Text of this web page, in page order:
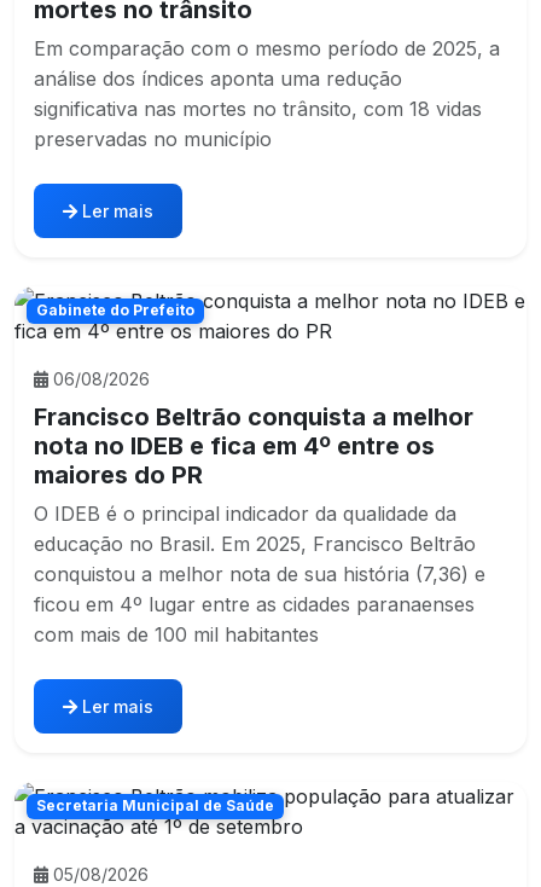
mortes no trânsito
Em comparação com o mesmo período de 2025, a
análise dos índices aponta uma redução
significativa nas mortes no trânsito, com 18 vidas
preservadas no município
Ler mais
Gabinete do Prefeito
06/08/2026
Francisco Beltrão conquista a melhor
nota no IDEB e fica em 4º entre os
maiores do PR
O IDEB é o principal indicador da qualidade da
educação no Brasil. Em 2025, Francisco Beltrão
conquistou a melhor nota de sua história (7,36) e
ficou em 4º lugar entre as cidades paranaenses
com mais de 100 mil habitantes
Ler mais
Secretaria Municipal de Saúde
05/08/2026